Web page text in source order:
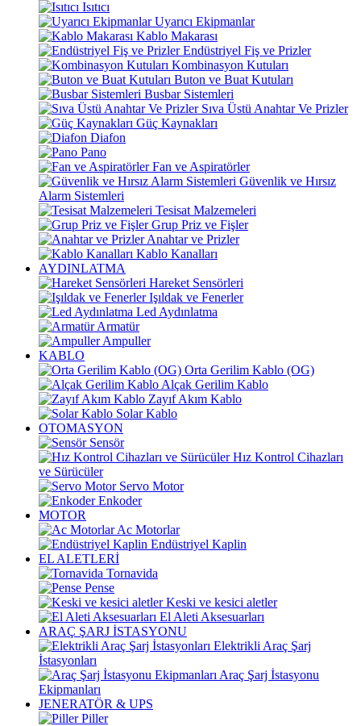
Isıtıcı
Uyarıcı Ekipmanlar
Kablo Makarası
Endüstriyel Fiş ve Prizler
Kombinasyon Kutuları
Buton ve Buat Kutuları
Busbar Sistemleri
Sıva Üstü Anahtar Ve Prizler
Güç Kaynakları
Diafon
Pano
Fan ve Aspiratörler
Güvenlik ve Hırsız
Alarm Sistemleri
Tesisat Malzemeleri
Grup Priz ve Fişler
Anahtar ve Prizler
Kablo Kanalları
AYDINLATMA
Hareket Sensörleri
Işıldak ve Fenerler
Led Aydınlatma
Armatür
Ampuller
KABLO
Orta Gerilim Kablo (OG)
Alçak Gerilim Kablo
Zayıf Akım Kablo
Solar Kablo
OTOMASYON
Sensör
Hız Kontrol Cihazları
ve Sürücüler
Servo Motor
Enkoder
MOTOR
Ac Motorlar
Endüstriyel Kaplin
EL ALETLERİ
Tornavida
Pense
Keski ve kesici aletler
El Aleti Aksesuarları
ARAÇ ŞARJ İSTASYONU
Elektrikli Araç Şarj
İstasyonları
Araç Şarj İstasyonu
Ekipmanları
JENERATÖR & UPS
Piller